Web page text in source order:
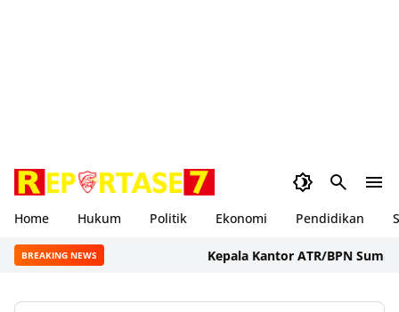
Home Hukum Politik Ekonomi Pendidikan
BREAKING NEWS Kepala Kantor ATR/BPN Sumbawa